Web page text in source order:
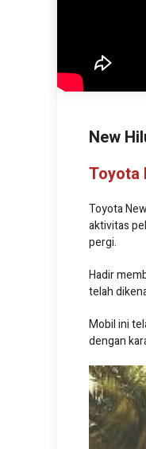
New
Toyota
Toyota
aktivitas
pergi.
Hadir
telah
Mobil ini
dengan